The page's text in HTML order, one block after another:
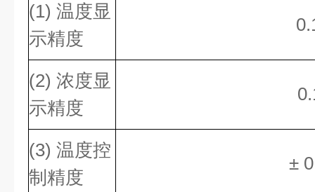
(1) 温度显
示精度
(2) 浓度显
示精度
(3) 温度控
制精度
±